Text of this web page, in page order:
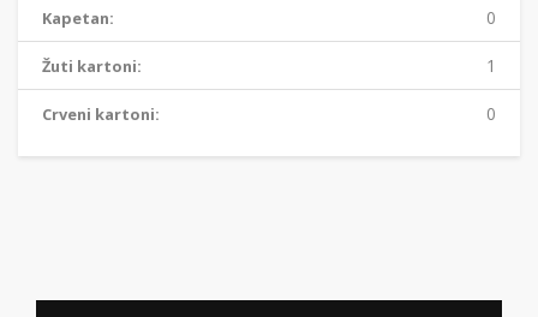
Kapetan: 0
Žuti kartoni: 1
Crveni kartoni: 0